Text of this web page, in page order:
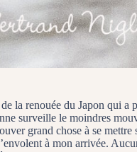
la renouée du Japon qui a
surveille le moindres
grand chose à se mettre
à mon arrivée.